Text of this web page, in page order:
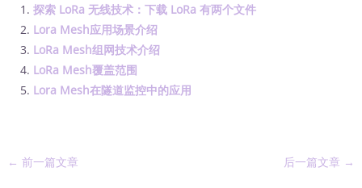
探索 LoRa 无线技术：下载 LoRa 有两个文件
Lora Mesh应用场景介绍
LoRa Mesh组网技术介绍
LoRa Mesh覆盖范围
Lora Mesh在隧道监控中的应用
← 前一篇文章 后一篇文章 →